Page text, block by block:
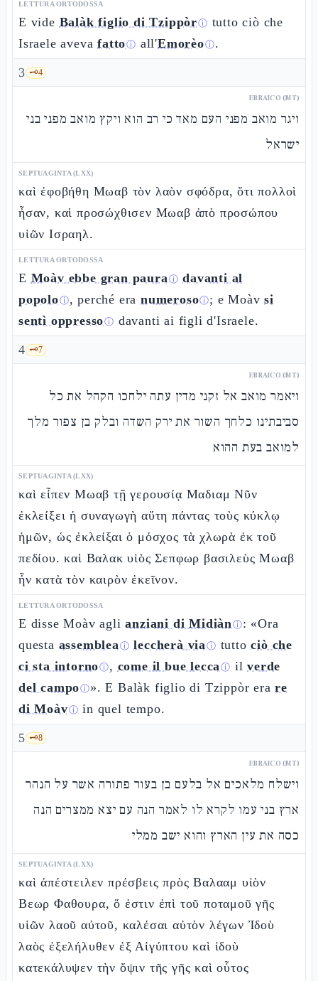
LETTURA ORTODOSSA
E vide Balàk figlio di Tzippòrⓘ tutto ciò che
Israele avevafattoⓘ all'Emorèoⓘ.
3 🗝️4
EBRAICO (MT)
ויגר מואב מפני העם מאד כי רב הוא ויקץ מואב מפני בני
ישראל
SEPTUAGINTA (LXX)
καὶ ἐφοβήθη Μωαβ τὸν λαὸν σφόδρα, ὅτι πολλοὶ
ἦσαν, καὶ προσώχθισεν Μωαβ ἀπὸ προσώπου
υἱῶν Ισραηλ.
LETTURA ORTODOSSA
E Moàv ebbe gran pauraⓘ davanti al
popoloⓘ, perché eranumerosoⓘ; e Moàvsi
sentì oppressoⓘ davanti ai figli d'Israele.
4 🗝️7
EBRAICO (MT)
ויאמר מואב אל זקני מדין עתה ילחכו הקהל את כל
סביבתינו כלחך השור את ירק השדה ובלק בן צפור מלך
למואב בעת ההוא
SEPTUAGINTA (LXX)
καὶ εἶπεν Μωαβ τῇ γερουσίᾳ Μαδιαμ Νῦν
ἐκλείξει ἡ συναγωγὴ αὕτη πάντας τοὺς κύκλῳ
ἡμῶν, ὡς ἐκλείξαι ὁ μόσχος τὰ χλωρὰ ἐκ τοῦ
πεδίου. καὶ Βαλακ υἱὸς Σεπφωρ βασιλεὺς Μωαβ
ἦν κατὰ τὸν καιρὸν ἐκεῖνον.
LETTURA ORTODOSSA
E disse Moàv aglianziani di Midiànⓘ: «Ora
questa assembleaⓘ leccherà viaⓘ tuttociò che
ci sta intornoⓘ, come il bue leccaⓘ ilverde
del campoⓘ». E Balàk figlio di Tzippòr erare
di Moàvⓘ in quel tempo.
5 🗝️8
EBRAICO (MT)
וישלח מלאכים אל בלעם בן בעור פתורה אשר על הנהר
ארץ בני עמו לקרא לו לאמר הנה עם יצא ממצרים הנה
כסה את עין הארץ והוא ישב ממלי
SEPTUAGINTA (LXX)
καὶ ἀπέστειλεν πρέσβεις πρὸς Βαλααμ υἱὸν
Βεωρ Φαθουρα, ὅ ἐστιν ἐπὶ τοῦ ποταμοῦ γῆς
υἱῶν λαοῦ αὐτοῦ, καλέσαι αὐτὸν λέγων Ἰδοὺ
λαὸς ἐξελήλυθεν ἐξ Αἰγύπτου καὶ ἰδοὺ
κατεκάλυψεν τὴν ὄψιν τῆς γῆς καὶ οὗτος